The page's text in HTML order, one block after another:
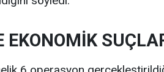
EKONOMİK